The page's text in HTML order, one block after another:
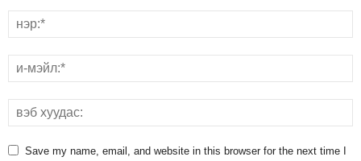
Save my name, email, and website in this browser for the next time I